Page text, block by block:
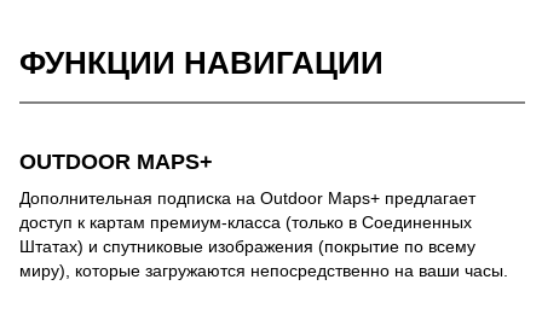
ФУНКЦИИ НАВИГАЦИИ
OUTDOOR MAPS+
Дополнительная подписка на Outdoor Maps+ предлагает
доступ к картам премиум-класса (только в Соединенных
Штатах) и спутниковые изображения (покрытие по всему
миру), которые загружаются непосредственно на ваши часы.